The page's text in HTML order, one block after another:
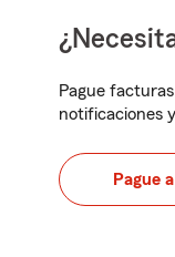
Pague
notificaciones
Pague